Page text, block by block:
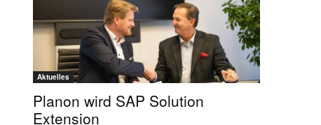
Aktuelles
Planon wird SAP Solution
Extension